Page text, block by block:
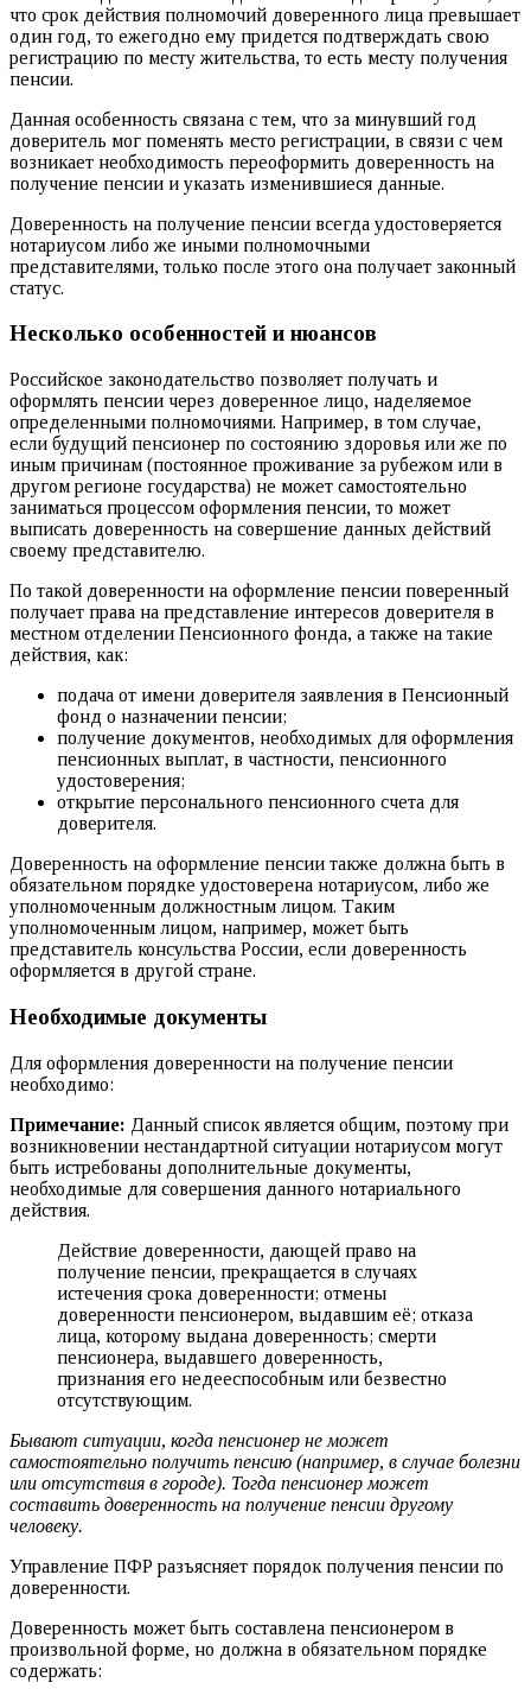
что срок действия полномочий доверенного лица превышает
один год, то ежегодно ему придется подтверждать свою
регистрацию по месту жительства, то есть месту получения
пенсии.
Данная особенность связана с тем, что за минувший год
доверитель мог поменять место регистрации, в связи с чем
возникает необходимость переоформить доверенность на
получение пенсии и указать изменившиеся данные.
Доверенность на получение пенсии всегда удостоверяется
нотариусом либо же иными полномочными
представителями, только после этого она получает законный
статус.
Несколько особенностей и нюансов
Российское законодательство позволяет получать и
оформлять пенсии через доверенное лицо, наделяемое
определенными полномочиями. Например, в том случае,
если будущий пенсионер по состоянию здоровья или же по
иным причинам (постоянное проживание за рубежом или в
другом регионе государства) не может самостоятельно
заниматься процессом оформления пенсии, то может
выписать доверенность на совершение данных действий
своему представителю.
По такой доверенности на оформление пенсии поверенный
получает права на представление интересов доверителя в
местном отделении Пенсионного фонда, а также на такие
действия, как:
подача от имени доверителя заявления в Пенсионный
фонд о назначении пенсии;
получение документов, необходимых для оформления
пенсионных выплат, в частности, пенсионного
удостоверения;
открытие персонального пенсионного счета для
доверителя.
Доверенность на оформление пенсии также должна быть в
обязательном порядке удостоверена нотариусом, либо же
уполномоченным должностным лицом. Таким
уполномоченным лицом, например, может быть
представитель консульства России, если доверенность
оформляется в другой стране.
Необходимые документы
Для оформления доверенности на получение пенсии
необходимо:
Примечание: Данный список является общим, поэтому при
возникновении нестандартной ситуации нотариусом могут
быть истребованы дополнительные документы,
необходимые для совершения данного нотариального
действия.
Действие доверенности, дающей право на
получение пенсии, прекращается в случаях
истечения срока доверенности; отмены
доверенности пенсионером, выдавшим её; отказа
лица, которому выдана доверенность; смерти
пенсионера, выдавшего доверенность,
признания его недееспособным или безвестно
отсутствующим.
Бывают ситуации, когда пенсионер не может
самостоятельно получить пенсию (например, в случае болезни
или отсутствия в городе). Тогда пенсионер может
составить доверенность на получение пенсии другому
человеку.
Управление ПФР разъясняет порядок получения пенсии по
доверенности.
Доверенность может быть составлена пенсионером в
произвольной форме, но должна в обязательном порядке
содержать: